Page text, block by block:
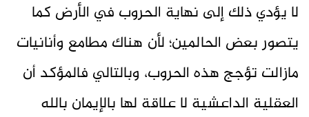
لا يؤدي ذلك إلى نهاية الحروب في الأرض كما
يتصور بعض الحالمين؛ لأن هناك مطامع وأنانيات
مازالت تؤجج هذه الحروب، وبالتالي فالمؤكد أن
العقلية الداعشية لا علاقة لها بالإيمان بالله